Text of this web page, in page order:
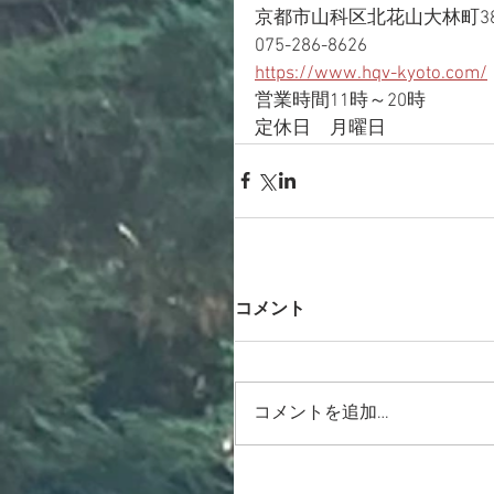
京都市山科区北花山大林町
075-286-8626
https://www.hqv-kyoto.com/
営業時間11時～20時
定休日　月曜日
コメント
コメントを追加…